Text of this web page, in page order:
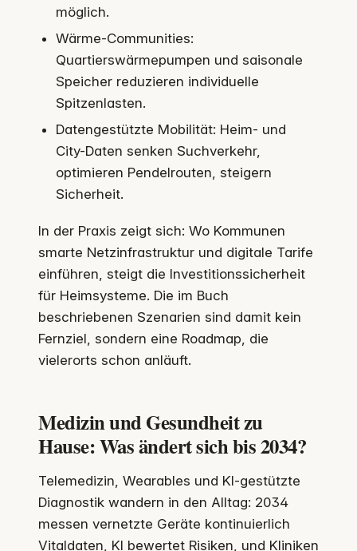
möglich.
Wärme-Communities:
Quartierswärmepumpen und saisonale
Speicher reduzieren individuelle
Spitzenlasten.
Datengestützte Mobilität: Heim- und
City-Daten senken Suchverkehr,
optimieren Pendelrouten, steigern
Sicherheit.
In der Praxis zeigt sich: Wo Kommunen
smarte Netzinfrastruktur und digitale Tarife
einführen, steigt die Investitionssicherheit
für Heimsysteme. Die im Buch
beschriebenen Szenarien sind damit kein
Fernziel, sondern eine Roadmap, die
vielerorts schon anläuft.
Medizin und Gesundheit zu
Hause: Was ändert sich bis 2034?
Telemedizin, Wearables und KI-gestützte
Diagnostik wandern in den Alltag: 2034
messen vernetzte Geräte kontinuierlich
Vitaldaten, KI bewertet Risiken, und Kliniken